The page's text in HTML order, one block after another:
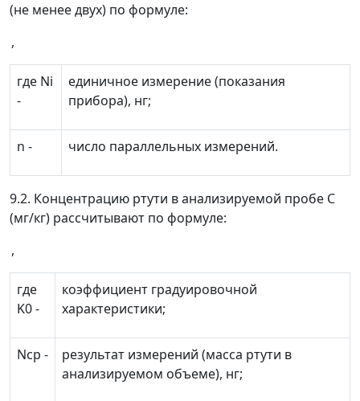
(не менее двух) по формуле:
,
где Ni
-
единичное измерение (показания
прибора), нг;
n - число параллельных измерений.
9.2. Концентрацию ртути в анализируемой пробе С
(мг/кг) рассчитывают по формуле:
,
где
K0-
коэффициент градуировочной
характеристики;
Nср -
результат измерений (масса ртути в
анализируемом объеме), нг;